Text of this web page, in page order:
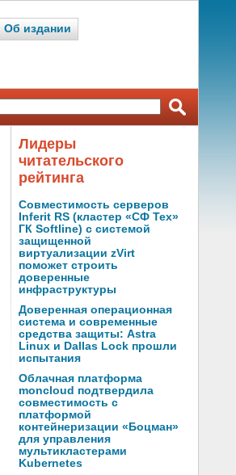
Об издании
Лидеры
читательского
рейтинга
Совместимость серверов
Inferit RS (кластер «СФ Тех»
ГК Softline) с системой
защищенной
виртуализации zVirt
поможет строить
доверенные
инфраструктуры
Доверенная операционная
система и современные
средства защиты: Astra
Linux и Dallas Lock прошли
испытания
Облачная платформа
moncloud подтвердила
совместимость с
платформой
контейнеризации «Боцман»
для управления
мультикластерами
Kubernetes